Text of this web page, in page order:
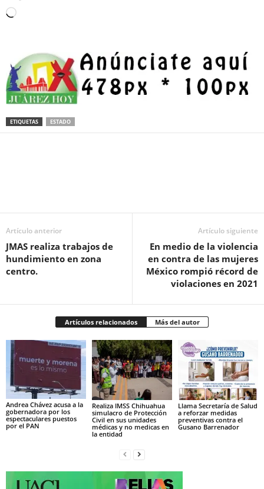
Loading…
ETIQUETAS ESTADO
Artículo anterior
JMAS realiza trabajos de
hundimiento en zona
centro.
Artículo siguiente
En medio de la violencia
en contra de las mujeres
México rompió récord de
violaciones en 2021
Artículos relacionados Más del autor
Andrea Chávez acusa a la
gobernadora por los
espectaculares puestos
por el PAN
Realiza IMSS Chihuahua
simulacro de Protección
Civil en sus unidades
médicas y no medicas en
la entidad
Llama Secretaría de Salud
a reforzar medidas
preventivas contra el
Gusano Barrenador